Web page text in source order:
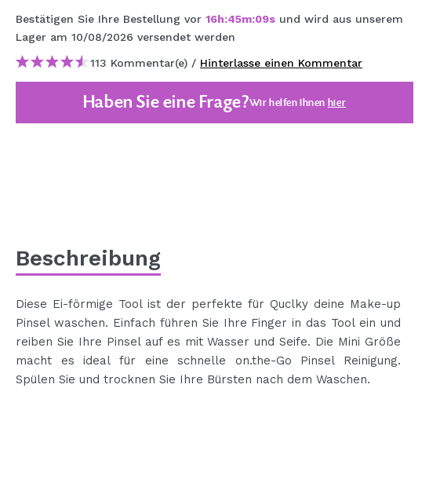
MAQUIFARMA
KOREA ZONE
TRAVEL SIZE
NATURE
BALD VERFÜGBAR
Bestätigen Sie Ihre Bestellung vor 16h:45m:08s und wird aus unserem
Lager am 10/08/2026 versendet werden
113 Kommentar(e) / Hinterlasse einen Kommentar
Haben Sie eine Frage?Wir helfen Ihnen hier
Beschreibung
Diese Ei-förmige Tool ist der perfekte für Quclky deine Make-up
Pinsel waschen. Einfach führen Sie Ihre Finger in das Tool ein und
reiben Sie Ihre Pinsel auf es mit Wasser und Seife. Die Mini Größe
macht es ideal für eine schnelle on.the-Go Pinsel Reinigung.
Spülen Sie und trocknen Sie Ihre Bürsten nach dem Waschen.